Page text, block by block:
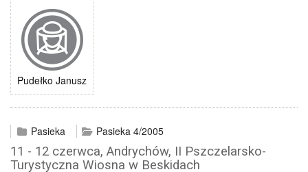
Pudełko Janusz
Pasieka Pasieka 4/2005
11 - 12 czerwca, Andrychów, II Pszczelarsko-
Turystyczna Wiosna w Beskidach